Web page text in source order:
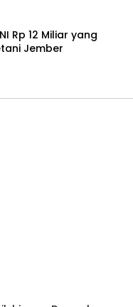
Rp 12 Miliar yang
Jember